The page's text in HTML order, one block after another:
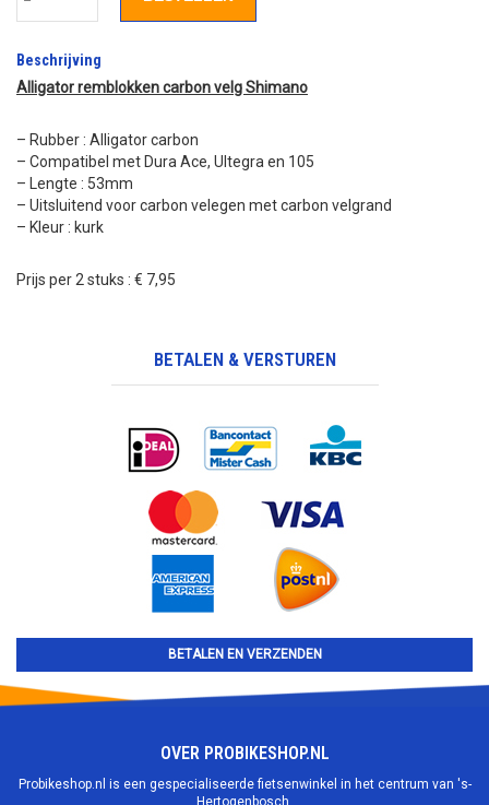
Beschrijving
Alligator remblokken carbon velg Shimano
– Rubber : Alligator carbon
– Compatibel met Dura Ace, Ultegra en 105
– Lengte : 53mm
– Uitsluitend voor carbon velegen met carbon velgrand
– Kleur : kurk
Prijs per 2 stuks : € 7,95
BETALEN & VERSTUREN
BETALEN EN VERZENDEN
OVER PROBIKESHOP.NL
Probikeshop.nl is een gespecialiseerde fietsenwinkel in het centrum van 's-